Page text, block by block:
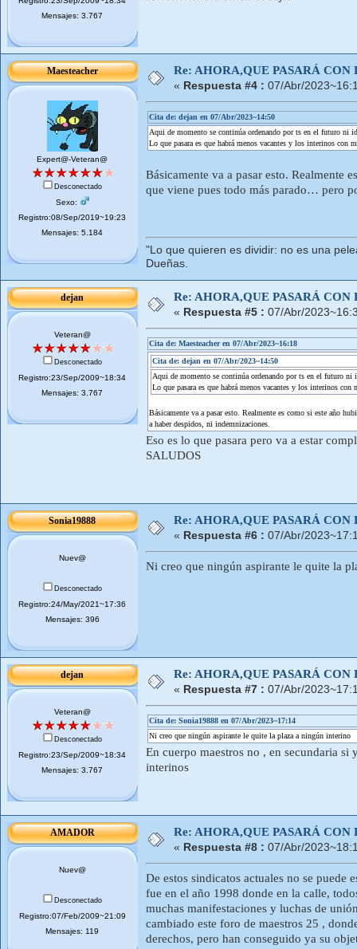
Mensajes: 3.767
Maesteacher
Expert@-Veteran@
Desconectado
Sexo:
Registro:08/Sep/2019~19:23
Mensajes: 5.184
Re: AHORA,QUE PASARÁ
« Respuesta #4 : 07/Abr/
Cita de: dejan en 07/Abr/2023~14:50
Aqui de momento se continúa ordenando por ts en el futuro ni
Lo que pasara es que habrá menos vacantes y los interinos
Básicamente va a pasar esto. Realmente
que viene pues todo más parado… pero
"Lo que quieren es dividir: no es una
Dueñas.
dejan
Veteran@
Desconectado
Registro:23/Sep/2009~18:34
Mensajes: 3.767
Re: AHORA,QUE PASARÁ
« Respuesta #5 : 07/Abr/
Cita de: Maesteacher en 07/Abr/2023~16:18
Cita de: dejan en 07/Abr/2023~14:50
Aqui de momento se continúa ordenando por ts en el futuro ni
Lo que pasara es que habrá menos vacantes y los interinos
Básicamente va a pasar esto. Realmente es como si este año
a haber despidos, ni indemnizaciones.
Eso es lo que pasara pero va a estar
SALUDOS
Sonia19888
Nuev@
Desconectado
Registro:24/May/2021~17:36
Mensajes: 396
Re: AHORA,QUE PASARÁ
« Respuesta #6 : 07/Abr/
Ni creo que ningún aspirante le quite la
dejan
Veteran@
Desconectado
Registro:23/Sep/2009~18:34
Mensajes: 3.767
Re: AHORA,QUE PASARÁ
« Respuesta #7 : 07/Abr/
Cita de: Sonia19888 en 07/Abr/2023~17:14
Ni creo que ningún aspirante le quite la plaza a ningún interino
En cuerpo maestros no , en secundaria
interinos
AMADOR
Nuev@
Desconectado
Registro:07/Feb/2009~21:09
Mensajes: 119
Re: AHORA,QUE PASARÁ
« Respuesta #8 : 07/Abr/
De estos sindicatos actuales no se puede
fue en el año 1998 donde en la calle,
muchas manifestaciones y luchas de
cambiado este foro de maestros 25 ,
derechos, pero han conseguido ya su